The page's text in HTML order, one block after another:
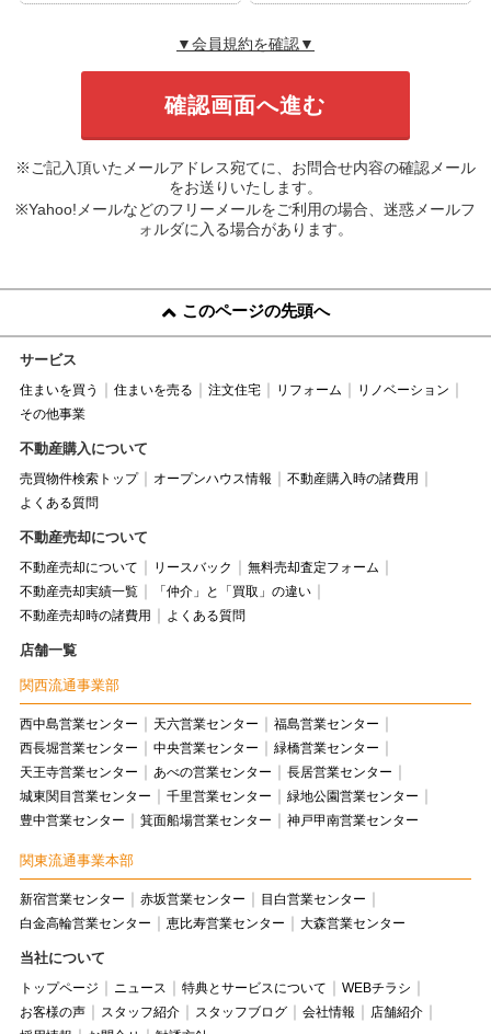
▼会員規約を確認▼
※ご記入頂いたメールアドレス宛てに、お問合せ内容の確認メール
をお送りいたします。
※Yahoo!メールなどのフリーメールをご利用の場合、迷惑メールフ
ォルダに入る場合があります。
このページの先頭へ
サービス
住まいを買う 住まいを売る 注文住宅 リフォーム
リノベーション
その他事業
不動産購入について
売買物件検索トップ オープンハウス情報
不動産購入時の諸費用
よくある質問
不動産売却について
不動産売却について リースバック
無料売却査定フォーム
不動産売却実績一覧
「仲介」と「買取」の違い
不動産売却時の諸費用
よくある質問
店舗一覧
関西流通事業部
西中島営業センター 天六営業センター
福島営業センター
西長堀営業センター
中央営業センター
緑橋営業センター
天王寺営業センター
あべの営業センター
長居営業センター
城東関目営業センター
千里営業センター
緑地公園営業センター
豊中営業センター
箕面船場営業センター 神戸甲南営業センター
関東流通事業本部
新宿営業センター 赤坂営業センター
目白営業センター
白金高輪営業センター
恵比寿営業センター 大森営業センター
当社について
トップページ ニュース 特典とサービスについて
WEBチラシ
お客様の声
スタッフ紹介 スタッフブログ 会社情報
店舗紹介